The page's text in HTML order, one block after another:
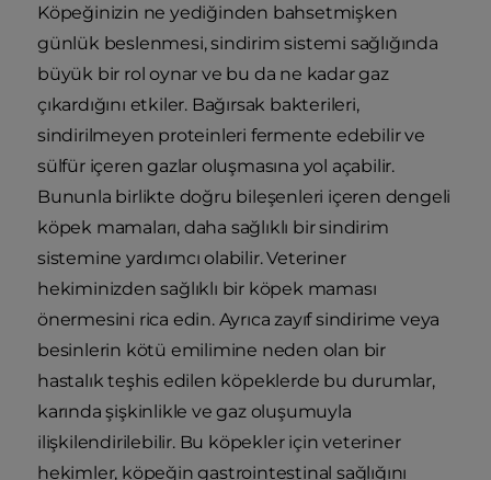
Köpeğinizin ne yediğinden bahsetmişken
günlük beslenmesi, sindirim sistemi sağlığında
büyük bir rol oynar ve bu da ne kadar gaz
çıkardığını etkiler. Bağırsak bakterileri,
sindirilmeyen proteinleri fermente edebilir ve
sülfür içeren gazlar oluşmasına yol açabilir.
Bununla birlikte doğru bileşenleri içeren dengeli
köpek mamaları, daha sağlıklı bir sindirim
sistemine yardımcı olabilir. Veteriner
hekiminizden sağlıklı bir köpek maması
önermesini rica edin. Ayrıca zayıf sindirime veya
besinlerin kötü emilimine neden olan bir
hastalık teşhis edilen köpeklerde bu durumlar,
karında şişkinlikle ve gaz oluşumuyla
ilişkilendirilebilir. Bu köpekler için veteriner
hekimler, köpeğin gastrointestinal sağlığını